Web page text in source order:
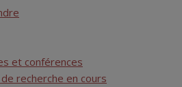
et conférences
recherche en cours